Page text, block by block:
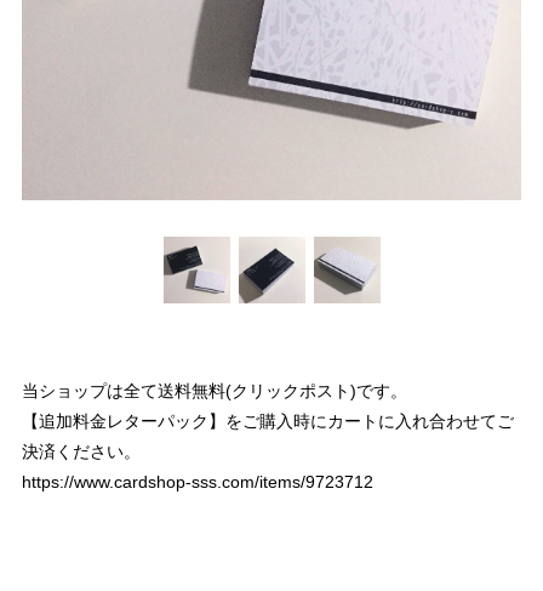
当ショップは全て送料無料(クリックポスト)です。
【追加料金レターパック】をご購入時にカートに入れ合わせてご
決済ください。
https://www.cardshop-sss.com/items/9723712